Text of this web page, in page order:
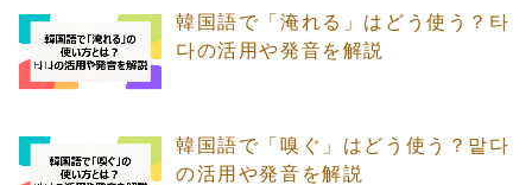
韓国語で「淹れる」はどう使う？타
다の活用や発音を解説
韓国語で「嗅ぐ」はどう使う？맡다
の活用や発音を解説